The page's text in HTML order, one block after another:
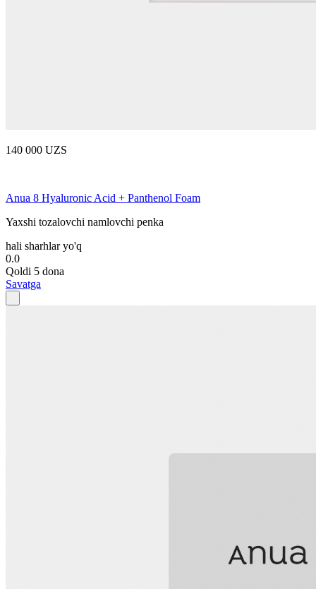
140 000 UZS
Anua 8 Hyaluronic Acid + Panthenol Foam
Yaxshi tozalovchi namlovchi penka
hali sharhlar yo'q
0.0
Qoldi 5 dona
Savatga